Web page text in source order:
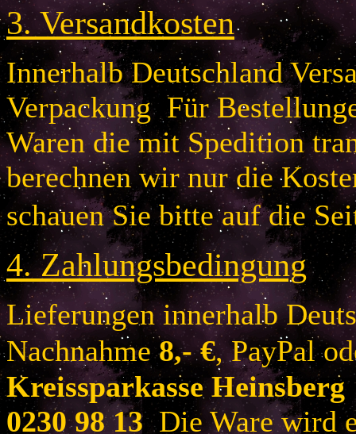
3.Versandkosten
Innerhalb Deutschland
Verpackung Für
Waren die mit Spedition
berechnen wir nur die
schauen Sie bitte auf die
4.Zahlungsbedingung
Lieferungen innerhalb
Nachnahme 8,- €, PayPal
Kreissparkasse
0230 98 13Die Ware wird